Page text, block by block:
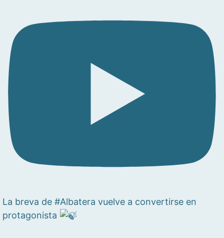
La breva de #Albatera vuelve a convertirse en
protagonista